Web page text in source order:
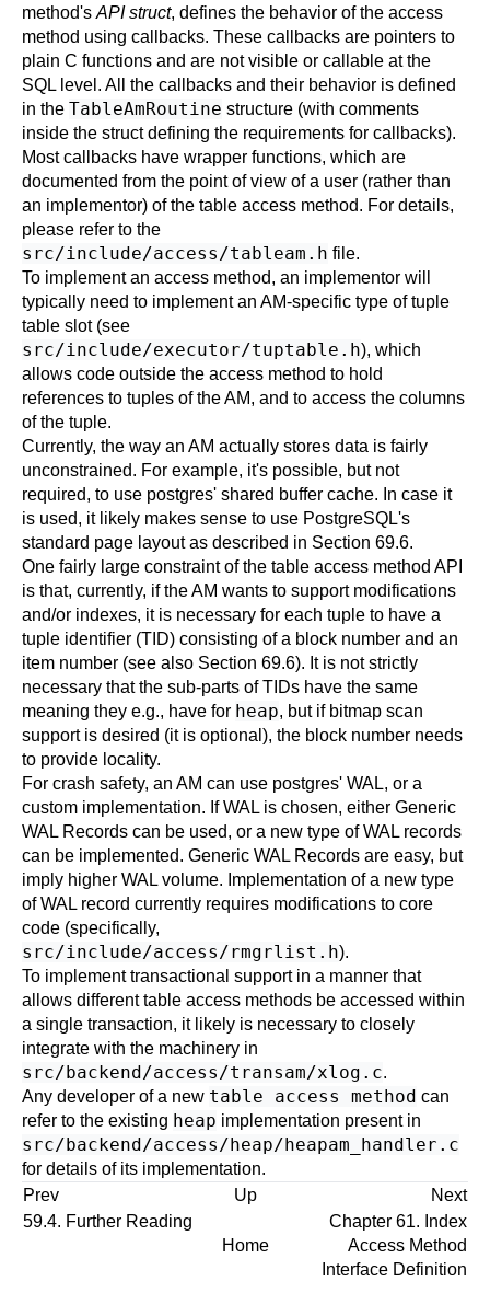
method's API struct, defines the behavior of the access
method using callbacks. These callbacks are pointers to
plain C functions and are not visible or callable at the
SQL level. All the callbacks and their behavior is defined
in the TableAmRoutine structure (with comments
inside the struct defining the requirements for callbacks).
Most callbacks have wrapper functions, which are
documented from the point of view of a user (rather than
an implementor) of the table access method. For details,
please refer to the
src/include/access/tableam.h file.
To implement an access method, an implementor will
typically need to implement an AM-specific type of tuple
table slot (see
src/include/executor/tuptable.h), which
allows code outside the access method to hold
references to tuples of the AM, and to access the columns
of the tuple.
Currently, the way an AM actually stores data is fairly
unconstrained. For example, it's possible, but not
required, to use postgres' shared buffer cache. In case it
is used, it likely makes sense to use PostgreSQL's
standard page layout as described in Section 69.6.
One fairly large constraint of the table access method API
is that, currently, if the AM wants to support modifications
and/or indexes, it is necessary for each tuple to have a
tuple identifier (TID) consisting of a block number and an
item number (see also Section 69.6). It is not strictly
necessary that the sub-parts ofTIDs have the same
meaning they e.g., have for heap, but if bitmap scan
support is desired (it is optional), the block number needs
to provide locality.
For crash safety, an AM can use postgres' WAL, or a
custom implementation. IfWAL is chosen, either Generic
WAL Records can be used, or a new type ofWAL records
can be implemented. Generic WAL Records are easy, but
imply higher WAL volume. Implementation of a new type
of WAL record currently requires modifications to core
code (specifically,
src/include/access/rmgrlist.h).
To implement transactional support in a manner that
allows different table access methods be accessed within
a single transaction, it likely is necessary to closely
integrate with the machinery in
src/backend/access/transam/xlog.c.
Any developer of a new table access method can
refer to the existing heap implementation present in
src/backend/access/heap/heapam_handler.c
for details of its implementation.
Prev
Up
Next
59.4. Further Reading
Home
Chapter 61. Index
Access Method
Interface Definition